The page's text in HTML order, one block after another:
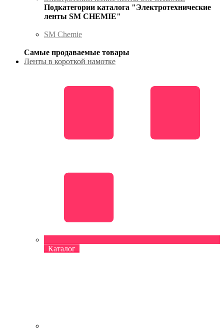
Подкатегории каталога "Электротехнические
ленты SM CHEMIE"
SM Chemie
Самые продаваемые товары
Ленты в короткой намотке
Каталог